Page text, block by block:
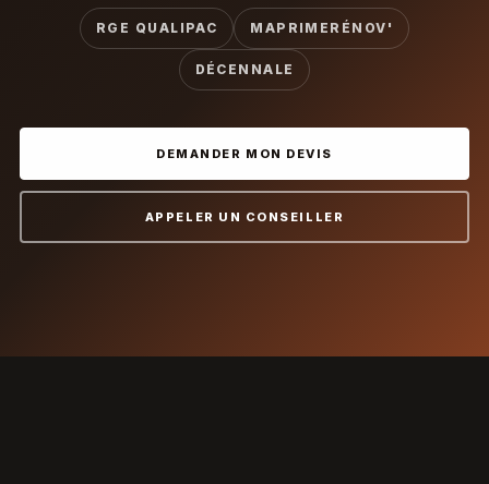
RGE QUALIPAC MAPRIMERÉNOV'
DÉCENNALE
DEMANDER MON DEVIS
APPELER UN CONSEILLER